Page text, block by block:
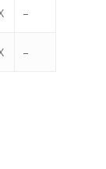
–
–